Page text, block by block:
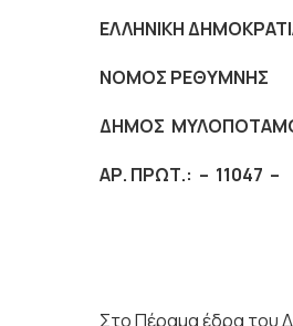
ΕΛΛΗΝΙΚΗ
ΝΟΜΟΣ ΡΕΘΥΜΝΗΣ
ΔΗΜΟΣ
ΑΡ. ΠΡΩΤ.: – 11047 –
Στο Πέραµα έδρα του